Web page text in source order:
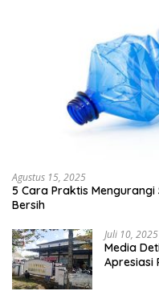
Agustus 15, 2025
5 Cara Praktis
Bersih
Juli 10, 2025
Media
Apresiasi